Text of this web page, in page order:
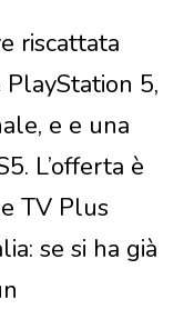
riscattata
5,
e e una
L’offerta è
TV Plus
se si ha già